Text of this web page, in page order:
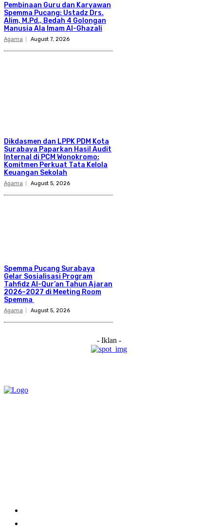
Pembinaan Guru dan Karyawan
Spemma Pucang: Ustadz Drs.
Alim, M.Pd., Bedah 4 Golongan
Manusia Ala Imam Al-Ghazali
Agama August 7, 2026
Dikdasmen dan LPPK PDM Kota
Surabaya Paparkan Hasil Audit
Internal di PCM Wonokromo:
Komitmen Perkuat Tata Kelola
Keuangan Sekolah
Agama August 5, 2026
Spemma Pucang Surabaya
Gelar Sosialisasi Program
Tahfidz Al-Qur’an Tahun Ajaran
2026–2027 di Meeting Room
Spemma
Agama August 5, 2026
- Iklan -